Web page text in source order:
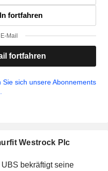
fortfahren
Mail
fortfahren
Sie sich unsere Abonnements
Westrock Plc
bekräftigt seine